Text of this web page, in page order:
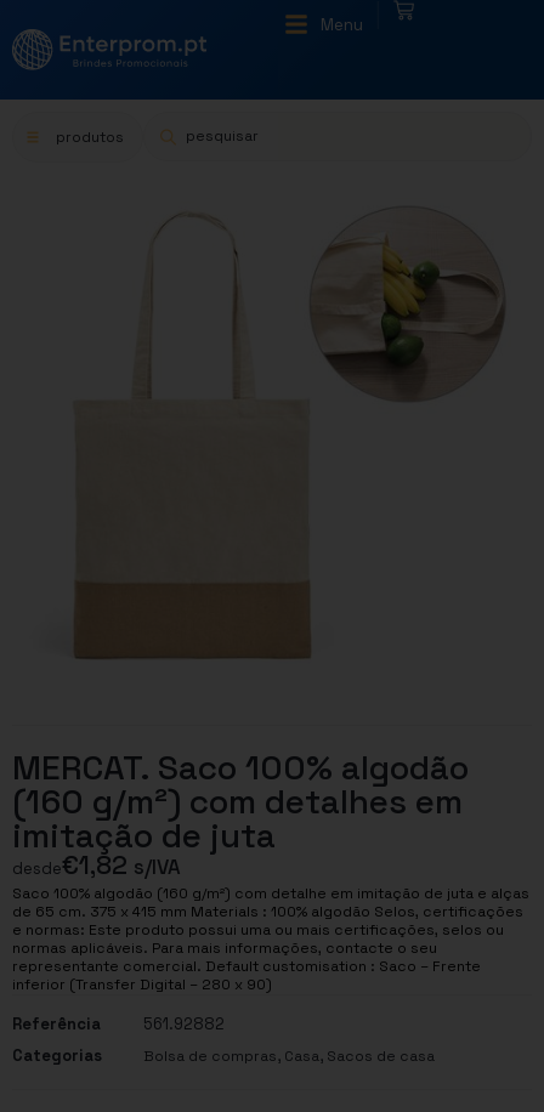
Menu
produtos
MERCAT. Saco 100% algodão
(160 g/m²) com detalhes em
imitação de juta
desde€1,82 s/IVA
Saco 100% algodão (160 g/m²) com detalhe em imitação de juta e alças
de 65 cm. 375 x 415 mm Materials : 100% algodão Selos, certificações
e normas: Este produto possui uma ou mais certificações, selos ou
normas aplicáveis. Para mais informações, contacte o seu
representante comercial. Default customisation : Saco – Frente
inferior (Transfer Digital – 280 x 90)
Referência
561.92882
Categorias
Bolsa de compras, Casa, Sacos de casa